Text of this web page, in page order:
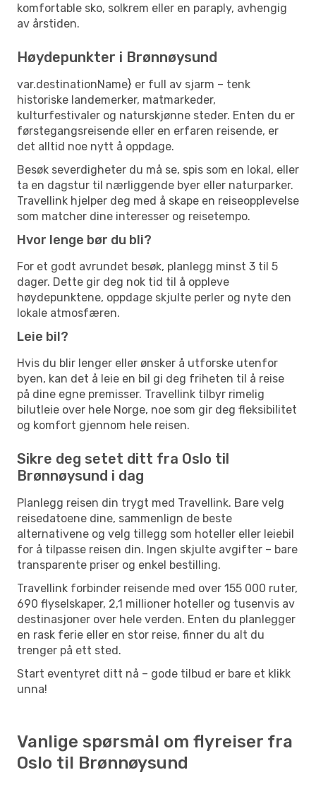
komfortable sko, solkrem eller en paraply, avhengig
av årstiden.
Høydepunkter i Brønnøysund
var.destinationName} er full av sjarm – tenk
historiske landemerker, matmarkeder,
kulturfestivaler og naturskjønne steder. Enten du er
førstegangsreisende eller en erfaren reisende, er
det alltid noe nytt å oppdage.
Besøk severdigheter du må se, spis som en lokal, eller
ta en dagstur til nærliggende byer eller naturparker.
Travellink hjelper deg med å skape en reiseopplevelse
som matcher dine interesser og reisetempo.
Hvor lenge bør du bli?
For et godt avrundet besøk, planlegg minst 3 til 5
dager. Dette gir deg nok tid til å oppleve
høydepunktene, oppdage skjulte perler og nyte den
lokale atmosfæren.
Leie bil?
Hvis du blir lenger eller ønsker å utforske utenfor
byen, kan det å leie en bil gi deg friheten til å reise
på dine egne premisser. Travellink tilbyr rimelig
bilutleie over hele Norge, noe som gir deg fleksibilitet
og komfort gjennom hele reisen.
Sikre deg setet ditt fra Oslo til
Brønnøysund i dag
Planlegg reisen din trygt med Travellink. Bare velg
reisedatoene dine, sammenlign de beste
alternativene og velg tillegg som hoteller eller leiebil
for å tilpasse reisen din. Ingen skjulte avgifter – bare
transparente priser og enkel bestilling.
Travellink forbinder reisende med over 155 000 ruter,
690 flyselskaper, 2,1 millioner hoteller og tusenvis av
destinasjoner over hele verden. Enten du planlegger
en rask ferie eller en stor reise, finner du alt du
trenger på ett sted.
Start eventyret ditt nå – gode tilbud er bare et klikk
unna!
Vanlige spørsmål om flyreiser fra
Oslo til Brønnøysund